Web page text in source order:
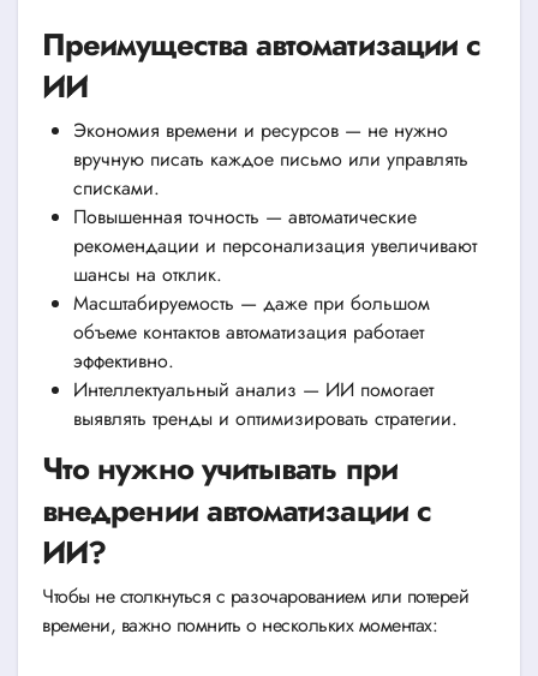
Преимущества автоматизации с
ИИ
Экономия времени и ресурсов — не нужно
вручную писать каждое письмо или управлять
списками.
Повышенная точность — автоматические
рекомендации и персонализация увеличивают
шансы на отклик.
Масштабируемость — даже при большом
объеме контактов автоматизация работает
эффективно.
Интеллектуальный анализ — ИИ помогает
выявлять тренды и оптимизировать стратегии.
Что нужно учитывать при
внедрении автоматизации с
ИИ?
Чтобы не столкнуться с разочарованием или потерей
времени, важно помнить о нескольких моментах: